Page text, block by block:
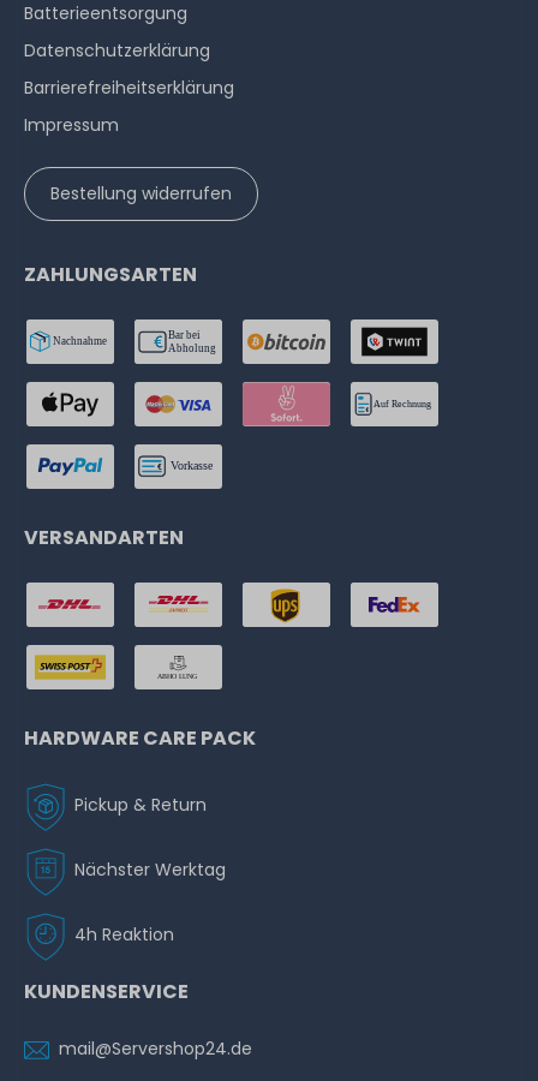
Batterieentsorgung
Datenschutzerklärung
Barrierefreiheitserklärung
Impressum
Bestellung widerrufen
ZAHLUNGSARTEN
VERSANDARTEN
HARDWARE CARE PACK
Pickup & Return
Nächster Werktag
4h Reaktion
KUNDENSERVICE
mail@Servershop24.de